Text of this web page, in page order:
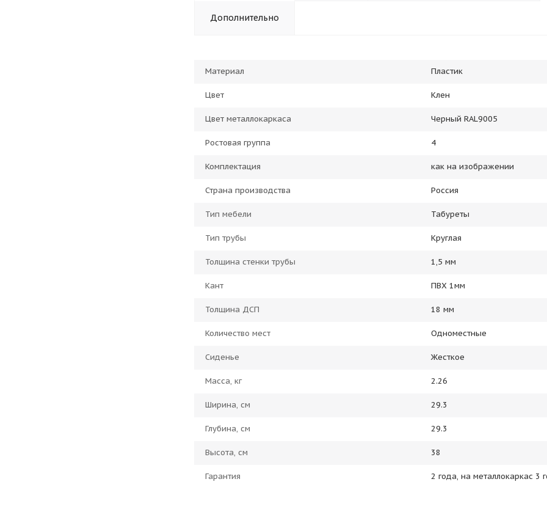
Дополнительно
Материал Пластик
Цвет Клен
Цвет металлокаркаса Черный RAL9005
Ростовая группа 4
Комплектация как на изображении
Страна производства Россия
Тип мебели Табуреты
Тип трубы Круглая
Толщина стенки трубы 1,5 мм
Кант ПВХ 1мм
Толщина ДСП 18 мм
Количество мест Одноместные
Сиденье Жесткое
Масса, кг 2.26
Ширина, см 29.3
Глубина, см 29.3
Высота, см 38
Гарантия 2 года, на металлокаркас 3